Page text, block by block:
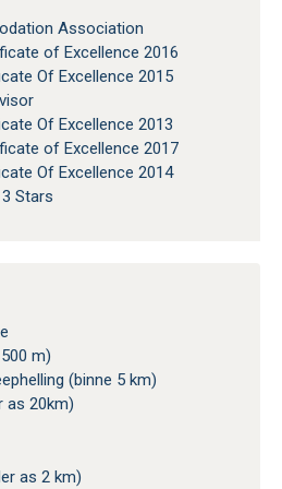
Association
of Excellence 2016
Of Excellence 2015
Of Excellence 2013
of Excellence 2017
Of Excellence 2014
Stars
m)
(binne 5 km)
as 20km)
as 2 km)